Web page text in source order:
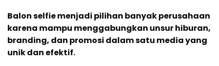
Balon selfie menjadi pilihan banyak perusahaan
karena mampu menggabungkan unsur hiburan,
branding, dan promosi dalam satu media yang
unik dan efektif.